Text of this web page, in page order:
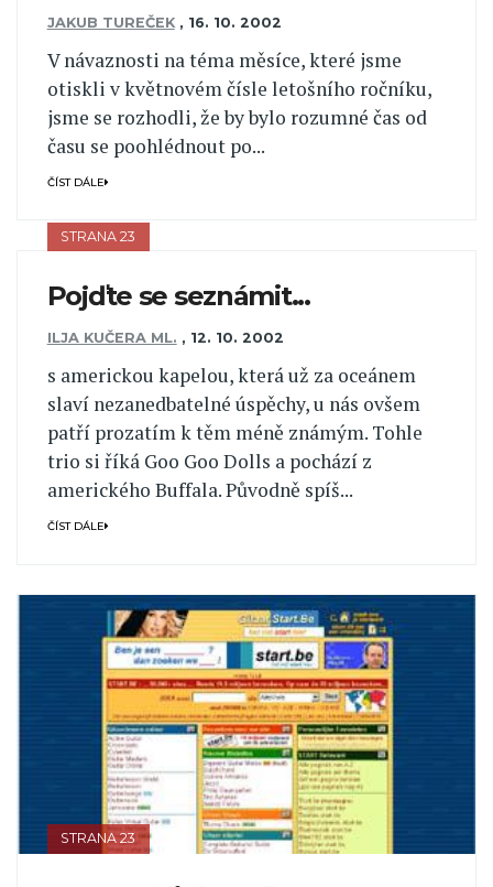
JAKUB TUREČEK , 16. 10. 2002
V návaznosti na téma měsíce, které jsme
otiskli v květnovém čísle letošního ročníku,
jsme se rozhodli, že by bylo rozumné čas od
času se poohlédnout po...
ČÍST DÁLE
STRANA 23
Pojďte se seznámit...
ILJA KUČERA ML. , 12. 10. 2002
s americkou kapelou, která už za oceánem
slaví nezanedbatelné úspěchy, u nás ovšem
patří prozatím k těm méně známým. Tohle
trio si říká Goo Goo Dolls a pochází z
amerického Buffala. Původně spíš...
ČÍST DÁLE
STRANA 23